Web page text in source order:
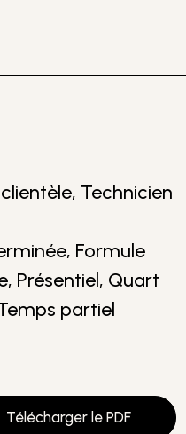
Technicien
Formule
Présentiel, Quart
partiel
Télécharger le PDF